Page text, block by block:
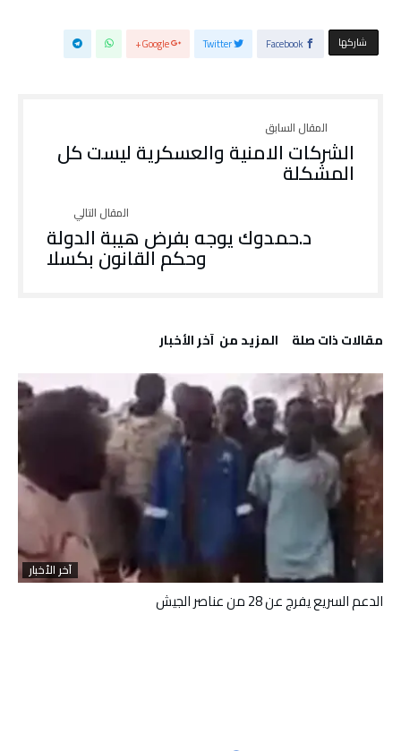
‫‫ شاركها‬ Facebook
Twitter
Google+
الشركات الامنية والعسكرية ليست كل
المشكلة
د.حمدوك يوجه بفرض هيبة الدولة
وحكم القانون بكسلا
‫مقالات ذات صلة‬ ‫المزيد من ‬ آخر الأخبار
آخر الأخبار
الدعم السريع يفرج عن 28 من عناصر الجيش